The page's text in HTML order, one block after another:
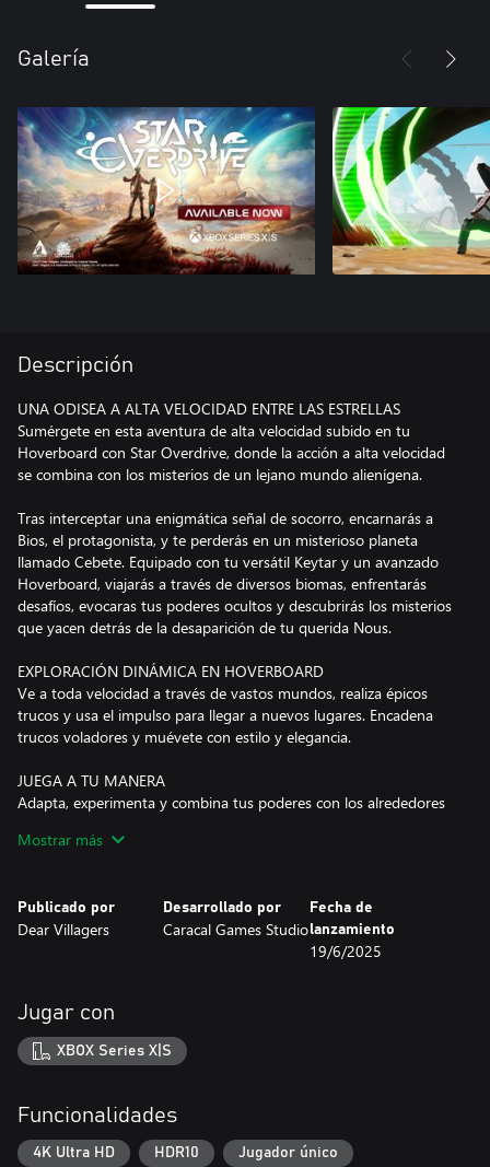
Galería
Descripción
UNA ODISEA A ALTA VELOCIDAD ENTRE LAS ESTRELLAS
Sumérgete en esta aventura de alta velocidad subido en tu
Hoverboard con Star Overdrive, donde la acción a alta velocidad
se combina con los misterios de un lejano mundo alienígena.
Tras interceptar una enigmática señal de socorro, encarnarás a
Bios, el protagonista, y te perderás en un misterioso planeta
llamado Cebete. Equipado con tu versátil Keytar y un avanzado
Hoverboard, viajarás a través de diversos biomas, enfrentarás
desafíos, evocaras tus poderes ocultos y descubrirás los misterios
que yacen detrás de la desaparición de tu querida Nous.
EXPLORACIÓN DINÁMICA EN HOVERBOARD
Ve a toda velocidad a través de vastos mundos, realiza épicos
trucos y usa el impulso para llegar a nuevos lugares. Encadena
trucos voladores y muévete con estilo y elegancia.
JUEGA A TU MANERA
Adapta, experimenta y combina tus poderes con los alrededores
forjar tu estilo de lucha.
Somete el entorno a tu voluntad combinando tus habilidades y
desbloqueando nuevas a medida que vas superando ruinas.
Lucha o explora a tu propio ritmo mientras usas poderes para
UN MUNDO LLENO DE SECRETOS
Explora tres biomas diferentes, cada uno con sus paisajes,
criaturas y desafíos ocultos únicos. Dos viajes nunca serán
Altera los efectos de la gravedad, libera energía cinética y
Mostrar más
Publicado por
Dear Villagers
Desarrollado por
Caracal Games Studio
Fecha de
lanzamiento
19/6/2025
Jugar con
XBOX Series X|S
Funcionalidades
4K Ultra HD HDR10 Jugador único